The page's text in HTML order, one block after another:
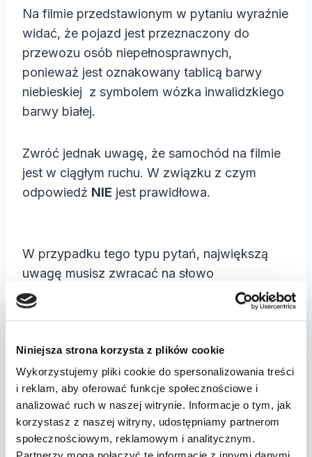
Niniejsza strona korzysta z plików cookie
Wykorzystujemy pliki cookie do spersonalizowania treści
i reklam, aby oferować funkcje społecznościowe i
analizować ruch w naszej witrynie. Informacje o tym, jak
korzystasz z naszej witryny, udostępniamy partnerom
społecznościowym, reklamowym i analitycznym.
Na filmie przedstawionym w pytaniu wyraźnie
widać, że pojazd jest przeznaczony do
przewozu osób niepełnosprawnych,
ponieważ jest oznakowany tablicą barwy
niebieskiej z symbolem wózka inwalidzkiego
barwy białej.
Zwróć jednak uwagę, że samochód na filmie
jest w ciągłym ruchu. W związku z czym
odpowiedź NIE jest prawidłowa.
W przypadku tego typu pytań, największą
uwagę musisz zwracać na słowo
“szczególną”. Jak wiadomo podczas
kierowania samochodem musisz ciągle
konkretnych przypadkach, kiedy sytuacja na
drodze tego wymaga.